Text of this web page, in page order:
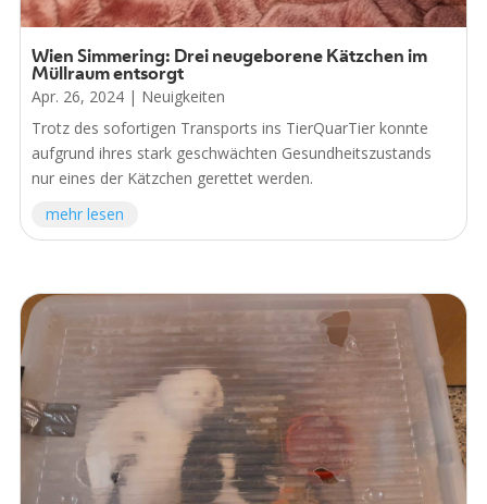
Wien Simmering: Drei neugeborene Kätzchen im
Müllraum entsorgt
Apr. 26, 2024| Neuigkeiten
Trotz des sofortigen Transports ins TierQuarTier konnte
aufgrund ihres stark geschwächten Gesundheitszustands
nur eines der Kätzchen gerettet werden.
mehr lesen